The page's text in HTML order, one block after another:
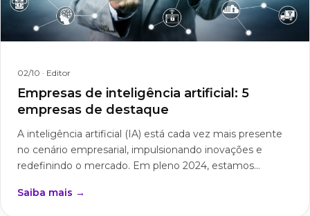
02/10 · Editor
Empresas de inteligência artificial: 5
empresas de destaque
A inteligência artificial (IA) está cada vez mais presente
no cenário empresarial, impulsionando inovações e
redefinindo o mercado. Em pleno 2024, estamos...
Saiba mais →